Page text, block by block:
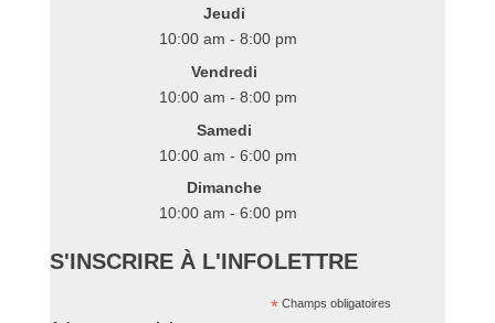
Jeudi
10:00 am - 8:00 pm
Vendredi
10:00 am - 8:00 pm
Samedi
10:00 am - 6:00 pm
Dimanche
10:00 am - 6:00 pm
S'INSCRIRE À L'INFOLETTRE
* Champs obligatoires